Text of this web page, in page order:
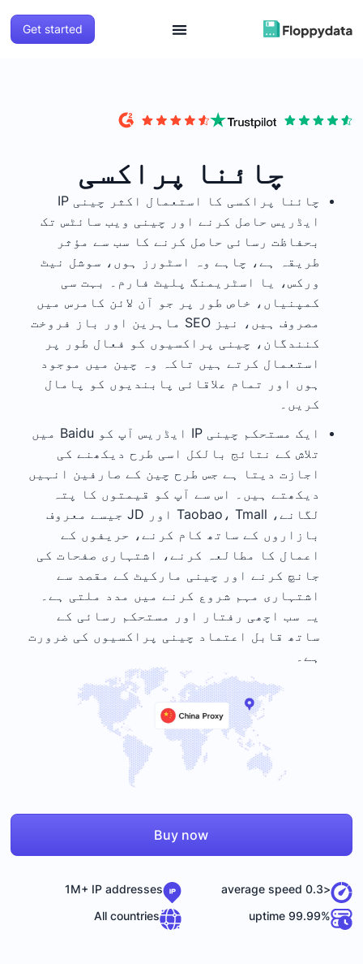
Get started
چائنا پراکسی
چائنا پراکسی کا استعمال اکثر چینی IP
ایڈریس حاصل کرنے اور چینی ویب سائٹس تک
بحفاظت رسائی حاصل کرنے کا سب سے مؤثر
طریقہ ہے، چاہے وہ اسٹورز ہوں، سوشل نیٹ
ورکس، یا اسٹریمنگ پلیٹ فارم۔ بہت سی
کمپنیاں، خاص طور پر جو آن لائن کامرس میں
مصروف ہیں، نیز SEO ماہرین اور باز فروخت
کنندگان، چینی پراکسیوں کو فعال طور پر
استعمال کرتے ہیں تاکہ وہ چین میں موجود
ہوں اور تمام علاقائی پابندیوں کو پامال
کریں۔
ایک مستحکم چینی IP ایڈریس آپ کو Baidu میں
تلاش کے نتائج بالکل اسی طرح دیکھنے کی
اجازت دیتا ہے جس طرح چین کے صارفین انہیں
دیکھتے ہیں۔ اس سے آپ کو قیمتوں کا پتہ
لگانے، Taobao، Tmall اور JD جیسے معروف
بازاروں کے ساتھ کام کرنے، حریفوں کے
اعمال کا مطالعہ کرنے، اشتہاری صفحات کی
جانچ کرنے اور چینی مارکیٹ کے مقصد سے
اشتہاری مہم شروع کرنے میں مدد ملتی ہے۔
یہ سب اچھی رفتار اور مستحکم رسائی کے
ساتھ قابل اعتماد چینی پراکسیوں کی ضرورت
ہے۔
Buy now
<0.3 average speed
1M+ IP addresses
99.99% uptime
All countries